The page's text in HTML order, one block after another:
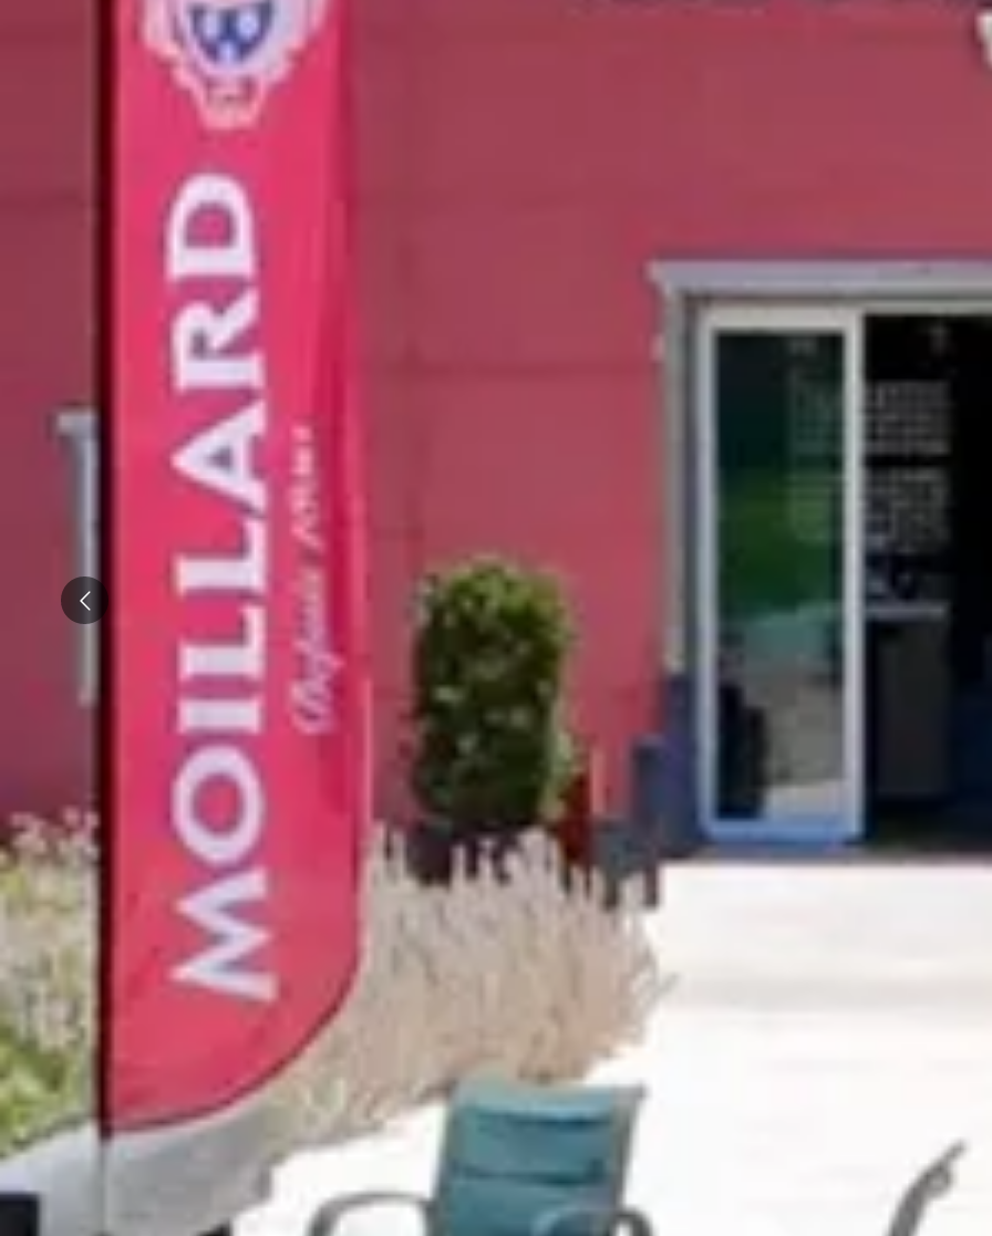
Visite cave & dégustation vin Beaujolais
Visite chateau & dégustation vin Bordeaux
Visite cave & dégustation vin Bourgogne
Visite cave Champagne
Visite cave & dégustation vin Corse
Visite cave & dégustation vin Jura
Visite cave & dégustation vin Languedoc Roussillon
Visite rhumerie Martinique
Visite cave & dégustation vin Poitou Charentes
Domaines viticoles Provence
Visite cave & dégustation vin Savoie
Visite cave & dégustation vin Sud Ouest
Visite cave & dégustation vin Val de Loire
Visite cave & dégustation vin Vallée du Rhône
Séjours oenologiques Bourgogne
Séjours oenologiques Chablis
Séjours bien-être Bourgogne
Séjours gastronomiques Bourgogne
Tous les séjours oenologiques
Prev